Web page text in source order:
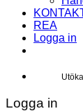
REA
Logga in
Logga in